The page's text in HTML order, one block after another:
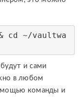
cd ~/vaultwa
и сами
в любом
команды и